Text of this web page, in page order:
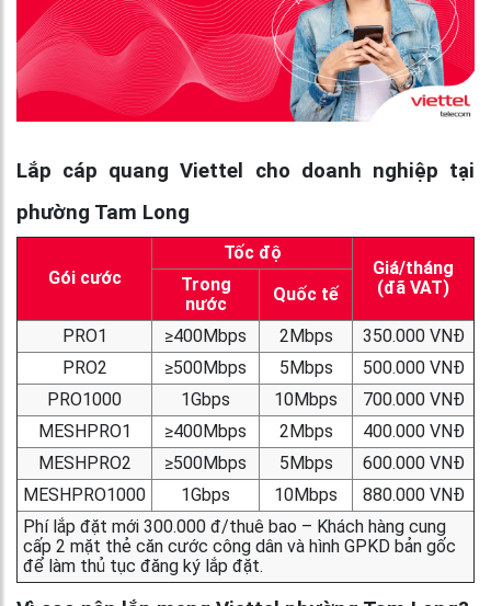
Lắp cáp quang Viettel cho doanh nghiệp tại
phường Tam Long
Gói cước
Tốc độ
Giá/tháng
(đã VAT)
Trong
nước
Quốc tế
PRO1
≥400Mbps 2Mbps
350.000 VNĐ
PRO2
≥500Mbps 5Mbps
500.000 VNĐ
PRO1000
1Gbps 10Mbps
700.000 VNĐ
MESHPRO1
≥400Mbps 2Mbps
400.000 VNĐ
MESHPRO2
≥500Mbps 5Mbps
600.000 VNĐ
MESHPRO1000
1Gbps 10Mbps
880.000 VNĐ
Phí lắp đặt mới 300.000 đ/thuê bao – Khách hàng cung
cấp 2 mặt thẻ căn cước công dân và hình GPKD bản gốc
để làm thủ tục đăng ký lắp đặt.